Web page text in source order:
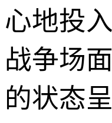
心地投
战争场
的状态呈